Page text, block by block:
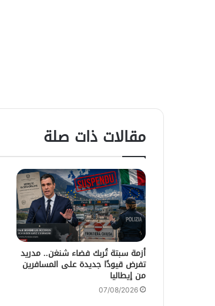
مقالات ذات صلة
أزمة سبتة تُربك فضاء شنغن.. مدريد
تفرض قيودًا جديدة على المسافرين
من إيطاليا
07/08/2026